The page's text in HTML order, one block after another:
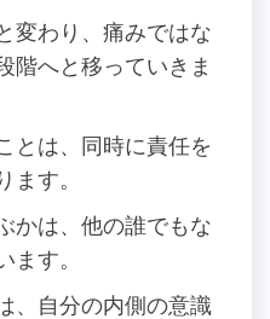
変わり、痛みではな
階へと移っていきま
とは、同時に責任を
す。
かは、他の誰でもな
ます。
、自分の内側の意識